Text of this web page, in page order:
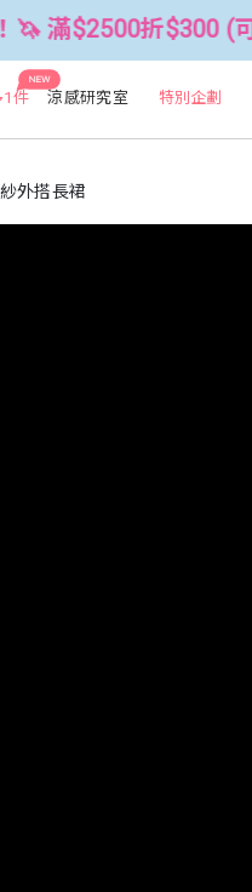
(可累折）
NEW
件 涼感研究室 特別企劃
外搭長裙